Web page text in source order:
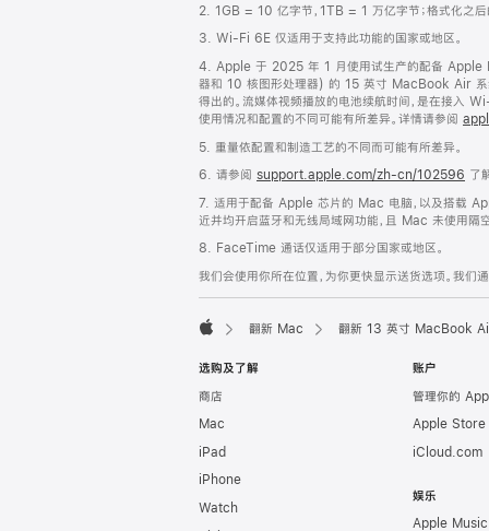
页
脚
2. 1GB = 10 亿字节，1TB = 1 万亿字节；格式化之后
3. Wi-Fi 6E 仅适用于支持此功能的国家或地区。
4. Apple 于 2025 年 1 月使用试生产的配备 Apple
器和 10 核图形处理器) 的 15 英寸 MacBook Air 系
得出的。流媒体视频播放的电池续航时间，是在接入
使用情况和配置的不同可能有所差异。详情请参阅
5. 重量依配置和制造工艺的不同而可能有所差异。
6. 请参阅 support.apple.com/zh-cn/102596 了
7. 适用于配备 Apple 芯片的 Mac 电脑，以及搭载
近并均开启蓝牙和无线局域网功能，且 Mac 未使用
8. FaceTime 通话仅适用于部分国家或地区。
我们会使用你所在位置，为你更快显示送货选项。我
翻新 Mac 翻新 13 英寸 MacBook
选购及了解
商店
Mac
iPad
iPhone
Watch
账户
管理你的
Apple Store
iCloud.com
娱乐
Apple Music